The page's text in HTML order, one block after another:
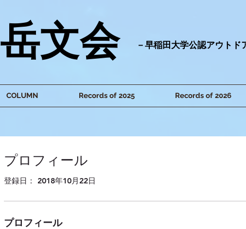
​岳文会 －早稲田大学公認アウトド
COLUMN Records of 2025 Records of 2026
プロフィール
登録日： 2018年10月22日
プロフィール